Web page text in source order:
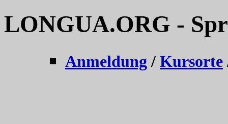
LONGUA.ORG -
Anmeldung / Kursorte